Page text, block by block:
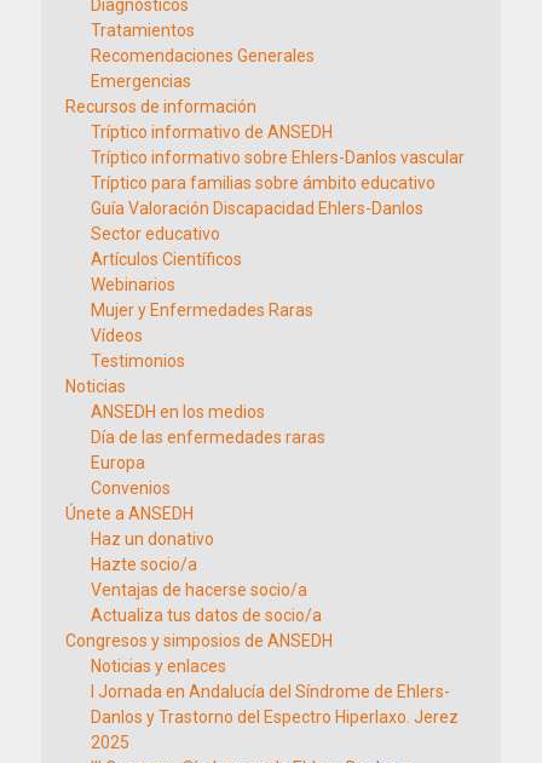
Diagnósticos
Tratamientos
Recomendaciones Generales
Emergencias
Recursos de información
Tríptico informativo de ANSEDH
Tríptico informativo sobre Ehlers-Danlos vascular
Tríptico para familias sobre ámbito educativo
Guía Valoración Discapacidad Ehlers-Danlos
Sector educativo
Artículos Científicos
Webinarios
Mujer y Enfermedades Raras
Vídeos
Testimonios
Noticias
ANSEDH en los medios
Día de las enfermedades raras
Europa
Convenios
Únete a ANSEDH
Haz un donativo
Hazte socio/a
Ventajas de hacerse socio/a
Actualiza tus datos de socio/a
Congresos y simposios de ANSEDH
Noticias y enlaces
I Jornada en Andalucía del Síndrome de Ehlers-
Danlos y Trastorno del Espectro Hiperlaxo. Jerez
2025